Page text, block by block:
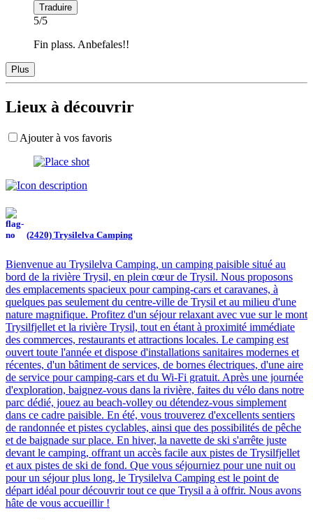
Traduire
5/5
Fin plass. Anbefales!!
Plus
Lieux à découvrir
Ajouter à vos favoris
(2420) Trysilelva Camping
Bienvenue au Trysilelva Camping, un camping paisible situé au
bord de la rivière Trysil, en plein cœur de Trysil. Nous proposons
des emplacements spacieux pour camping-cars et caravanes, à
quelques pas seulement du centre-ville de Trysil et au milieu d'une
nature magnifique. Profitez d'un séjour relaxant avec vue sur le mont
Trysilfjellet et la rivière Trysil, tout en étant à proximité immédiate
des commerces, restaurants et attractions locales. Le camping est
ouvert toute l'année et dispose d'installations sanitaires modernes et
récentes, d'un bâtiment de services, de bornes électriques, d'une aire
de service pour camping-cars et du Wi-Fi gratuit. Après une journée
d'exploration, baignez-vous dans la rivière, faites du vélo dans notre
parc dédié, jouez au beach-volley ou détendez-vous simplement
dans ce cadre paisible. En été, vous trouverez d'excellents sentiers
de randonnée et pistes cyclables, ainsi que des possibilités de pêche
et de baignade sur place. En hiver, la navette de ski s'arrête juste
devant le camping, offrant un accès facile aux pistes de Trysilfjellet
et aux pistes de ski de fond. Que vous séjourniez pour une nuit ou
pour un séjour plus long, le Trysilelva Camping est le point de
départ idéal pour découvrir tout ce que Trysil a à offrir. Nous avons
hâte de vous accueillir !